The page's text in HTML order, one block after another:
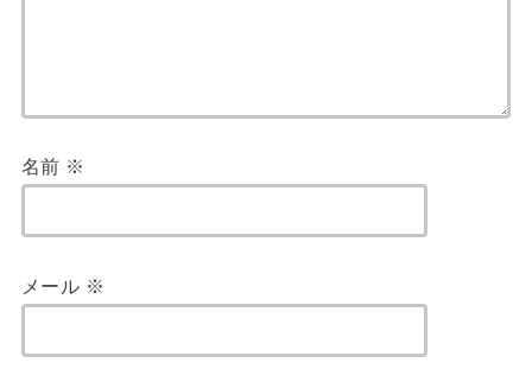
名前 ※
メール ※